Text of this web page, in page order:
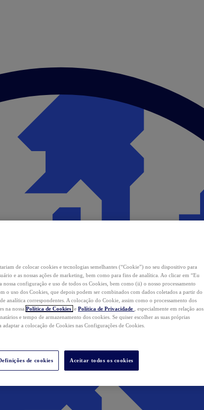
de colocar cookies e tecnologias semelhantes (“Cookie”) no seu dispositivo para
e as nossas ações de marketing, bem como para fins de analítica. Ao clicar em “Eu
configuração e uso de todos os Cookies, bem como (ii) o nosso processamento
o uso dos Cookies, que depois podem ser combinados com dados coletados a partir do
analítica correspondentes. A colocação do Cookie, assim como o processamento dos
na nossa Política de Cookies e Política de Privacidade
, especialmente em relação aos
e tempo de armazenamento dos cookies. Se quiser escolher as suas próprias
a colocação de Cookies nas Configurações de Cookies.
de cookies Aceitar todos os cookies